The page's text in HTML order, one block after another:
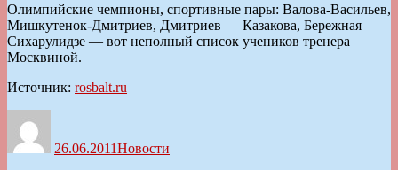
Олимпийские чемпионы, спортивные пары: Валова-Васильев,
Мишкутенок-Дмитриев, Дмитриев — Казакова, Бережная —
Сихарулидзе — вот неполный список учеников тренера
Москвиной.
Источник: rosbalt.ru
26.06.2011Новости